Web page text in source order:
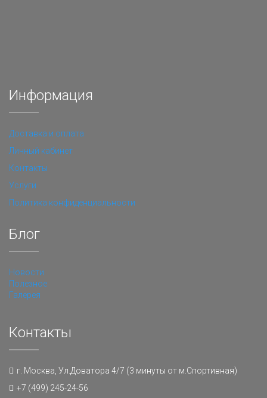
Информация
Доставка и оплата
Личный кабинет
Контакты
Услуги
Политика конфиденциальности
Блог
Новости
Полезное
Галерея
Контакты
г. Москва, Ул.Доватора 4/7 (3 минуты от м.Спортивная)
+7 (499) 245-24-56